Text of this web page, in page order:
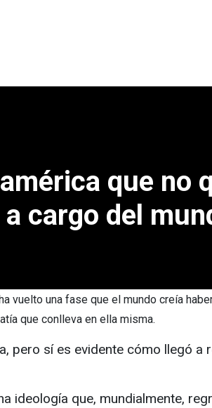
que no
cargo del
vuelto una fase que el mundo creía
que conlleva en ella misma.
pero sí es evidente cómo llegó
ideología que, mundialmente,